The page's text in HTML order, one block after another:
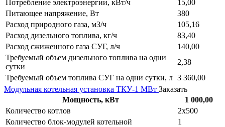
Потребление электроэнергии, кВт/ч
15,00
Питающее напряжение, Вт
380
Расход природного газа, м3/ч
105,16
Расход дизельного топлива, кг/ч
83,40
Расход сжиженного газа СУГ, л/ч
140,00
Требуемый объем дизельного топлива на одни
сутки
2,38
Требуемый объем топлива СУГ на одни сутки, л 3 360,00
Модульная котельная установка ТКУ-1 МВт Заказать
Мощность, кВт
1 000,00
Количество котлов
2х500
Количество блок-модулей котельной
1